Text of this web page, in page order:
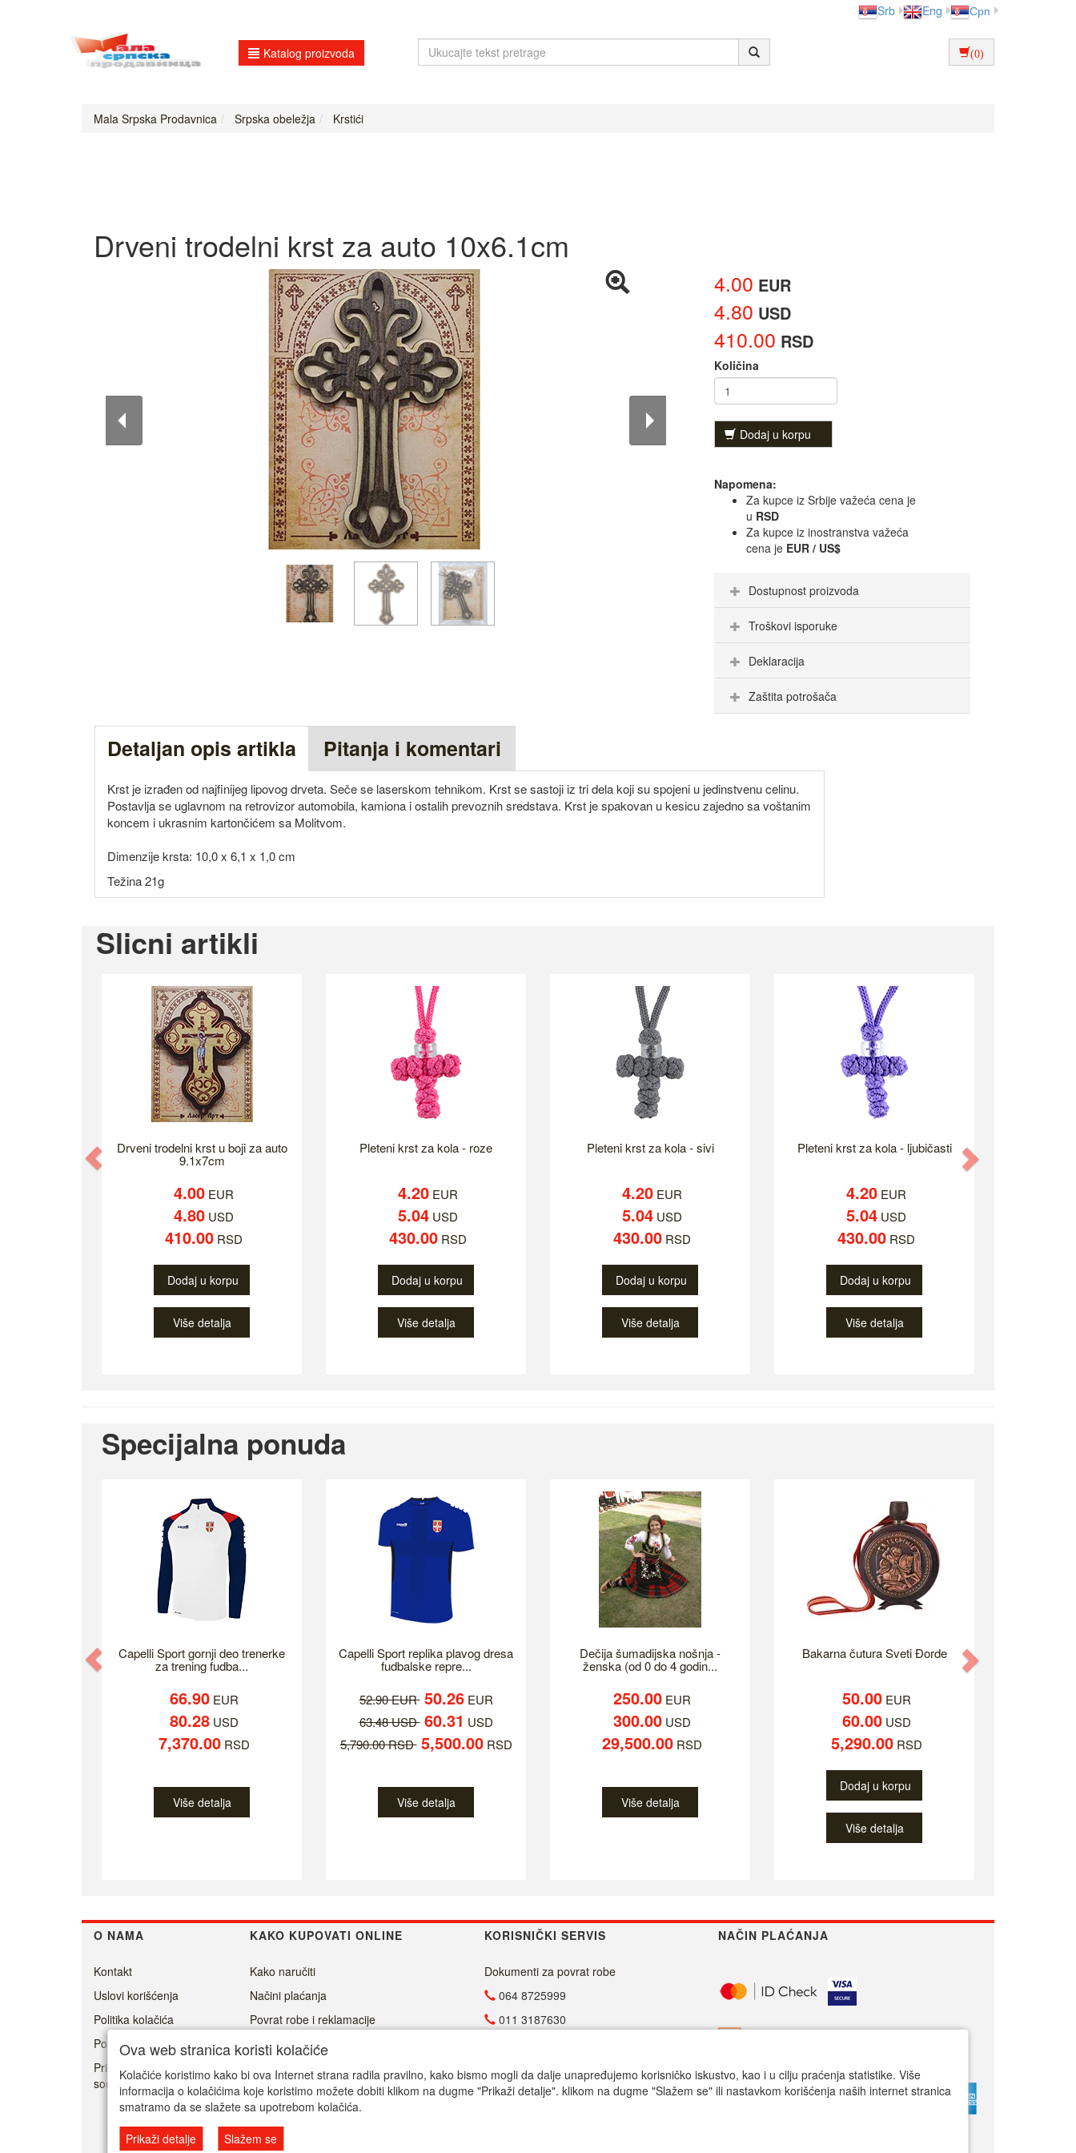
Srb Eng Срп
Katalog proizvoda (0)
Mala Srpska Prodavnica Srpska obeležja Krstići
Drveni trodelni krst za auto 10x6.1cm
4.00 EUR
4.80 USD
410.00 RSD
Količina
Dodaj u korpu
Napomena:
Za kupce iz Srbije važeća cena je
u RSD
Za kupce iz inostranstva važeća
cena je EUR / US$
Dostupnost proizvoda
Troškovi isporuke
Deklaracija
Zaštita potrošača
Detaljan opis artikla Pitanja i komentari
Krst je izrađen od najfinijeg lipovog drveta. Seče se laserskom tehnikom. Krst se sastoji iz tri dela koji su spojeni u jedinstvenu celinu.
Postavlja se uglavnom na retrovizor automobila, kamiona i ostalih prevoznih sredstava. Krst je spakovan u kesicu zajedno sa voštanim
koncem i ukrasnim kartončićem sa Molitvom.
Dimenzije krsta: 10,0 x 6,1 x 1,0 cm
Težina 21g
Slicni artikli
Drveni trodelni krst u boji za auto
9.1x7cm
4.00 EUR
4.80 USD
410.00 RSD
Dodaj u korpu
Više detalja
Pleteni krst za kola - roze
4.20 EUR
5.04 USD
430.00 RSD
Dodaj u korpu
Više detalja
Pleteni krst za kola - sivi
4.20 EUR
5.04 USD
430.00 RSD
Dodaj u korpu
Više detalja
Pleteni krst za kola - ljubičasti
4.20 EUR
5.04 USD
430.00 RSD
Dodaj u korpu
Više detalja
Previous
Specijalna ponuda
Capelli Sport gornji deo trenerke
za trening fudba...
66.90EUR
80.28USD
7,370.00RSD
Više detalja
Capelli Sport replika plavog dresa
fudbalske repre...
52.90 EUR 50.26EUR
63.48 USD 60.31 USD
5,790.00 RSD 5,500.00RSD
Više detalja
Dečija šumadijska nošnja -
ženska (od 0 do 4 godin...
250.00 EUR
300.00 USD
29,500.00 RSD
Više detalja
Bakarna čutura Sveti Đorde
50.00EUR
60.00USD
5,290.00RSD
Dodaj u korpu
Više detalja
Previous
O NAMA KAKO KUPOVATI ONLINE KORISNIČKI SERVIS NAČIN PLAĆANJA
Kontakt
Uslovi korišćenja
Politika kolačića
Politika privatnosti
Prisoner's Dilemma -
social game
Kako naručiti
Načini plaćanja
Povrat robe i reklamacije
Isporuka
Dokumenti za povrat robe
064 8725999
011 3187630
info@malasrpskaprodavnica.com
Radno vreme
Ova web stranica koristi kolačiće
Kolačiće koristimo kako bi ova Internet strana radila pravilno, kako bismo mogli da dalje unapređujemo korisničko iskustvo, kao i u cilju praćenja statistike. Više
informacija o kolačićima koje koristimo možete dobiti klikom na dugme "Prikaži detalje". klikom na dugme "Slažem se" ili nastavkom korišćenja naših internet stranica
smatramo da se slažete sa upotrebom kolačića.
Prikaži detalje
Slažem se